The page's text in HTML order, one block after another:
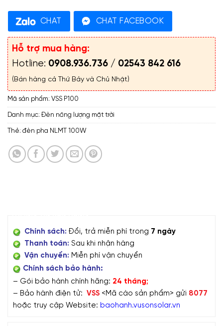
CHAT CHAT FACEBOOK
Hỗ trợ mua hàng:
Hotline: 0908.936.736 / 02543 842 616
(Bán hàng cả Thứ Bảy và Chủ Nhật)
Mã sản phẩm: VSS P100
Danh mục: Đèn năng lượng mặt trời
Thẻ: đèn pha NLMT 100W
Chính sách: Đổi, trả miễn phí trong 7 ngày
Thanh toán: Sau khi nhận hàng
Vận chuyển: Miễn phí vận chuyển
Chính sách bảo hành:
– Gói bảo hành chính hãng: 24 tháng;
– Bảo hành điện tử: VSS <Mã cào sản phẩm> gửi 8077
hoặc truy cập Website: baohanh.vusonsolar.vn